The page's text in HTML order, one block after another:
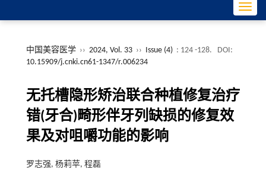
中国美容医学 ›› 2024, Vol. 33 ›› Issue (4) : 124 -128.
DOI:
10.15909/j.cnki.cn61-1347/r.006234
无托槽隐形矫治联合种植修复治疗
错(牙合)畸形伴牙列缺损的修复效
果及对咀嚼功能的影响
罗志强, 杨莉苹, 程磊